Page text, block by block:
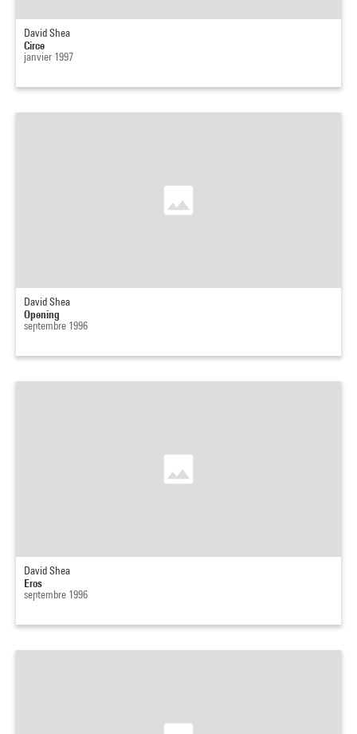
David Shea
Circe
janvier 1997
David Shea
Opening
septembre 1996
David Shea
Eros
septembre 1996